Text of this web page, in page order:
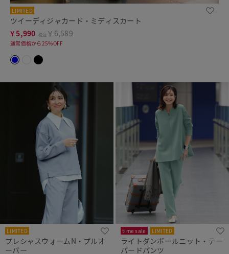
LIMITED
ツイーディジャカード・ミディスカート
¥5,990 税込 ￥6,589
通常価格から25%OFF
LIMITED
プレシャスウォームN・プルオ
ーバー
time sale LIMITED
ライトダンボールニット・テー
パードパンツ